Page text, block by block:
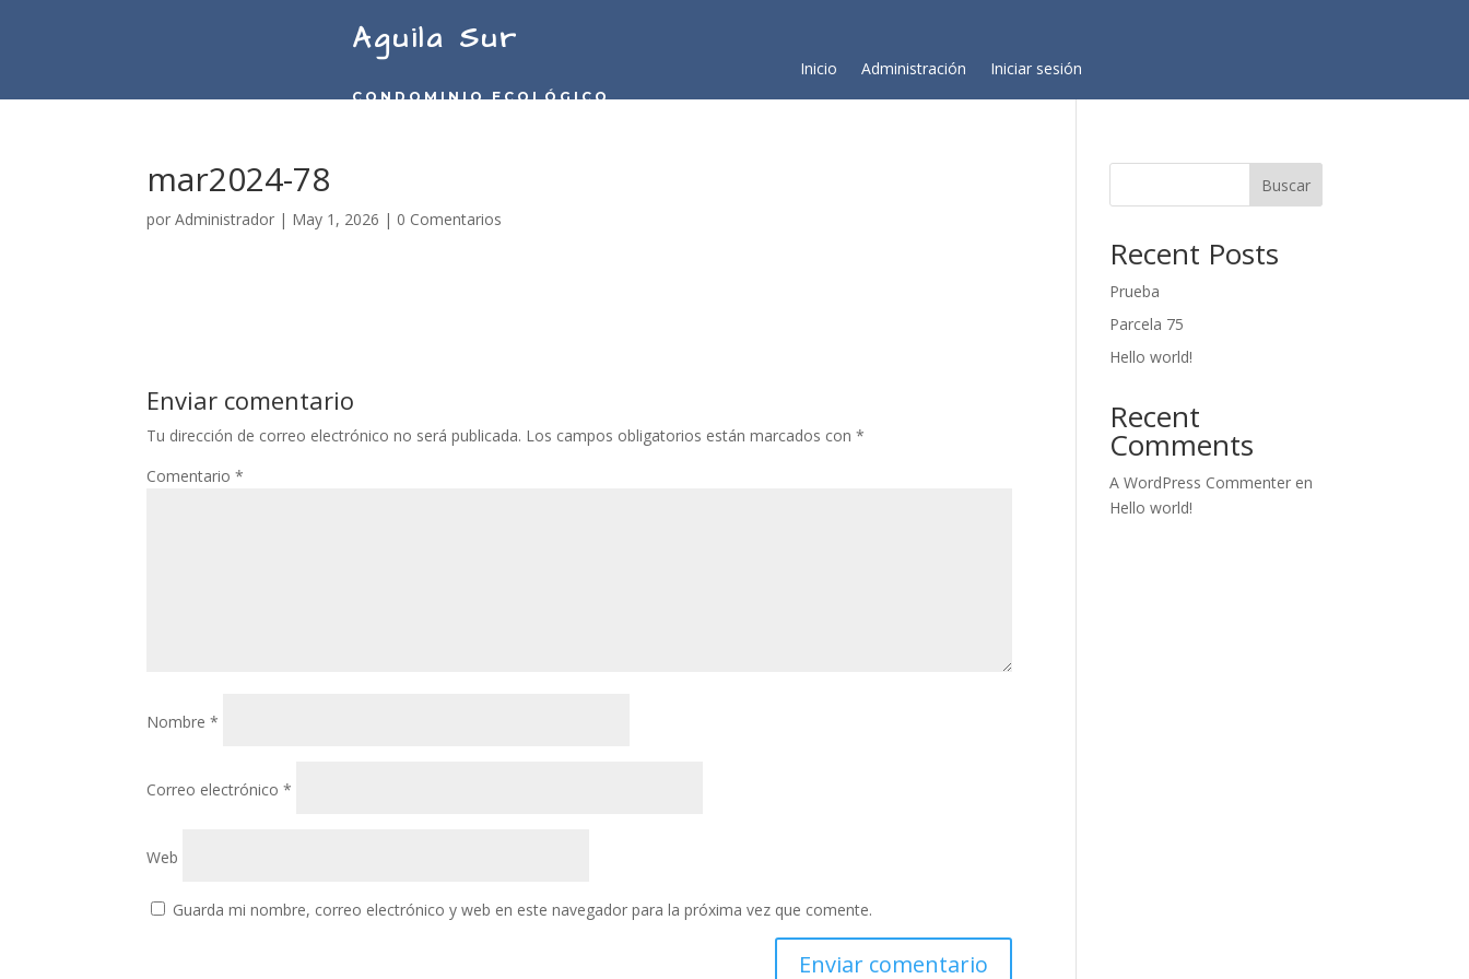
Aguila Sur
CONDOMINIO ECOLÓGICO
Inicio Administración Iniciar sesión
mar2024-78
porAdministrador | May 1, 2026 | 0 Comentarios
Enviar comentario
Tu dirección de correo electrónico no será publicada. Los campos obligatorios están marcados con*
Comentario*
Nombre*
Correo electrónico*
Web
Guarda mi nombre, correo electrónico y web en este navegador para la próxima vez que comente.
Buscar
Recent Posts
Prueba
Parcela 75
Hello world!
Recent
Comments
A WordPress Commenter en
Hello world!